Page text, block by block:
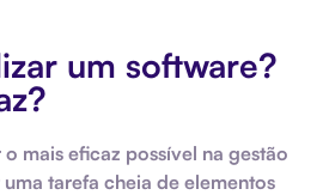
um software?
mais eficaz possível na gestão
uma tarefa cheia de elementos